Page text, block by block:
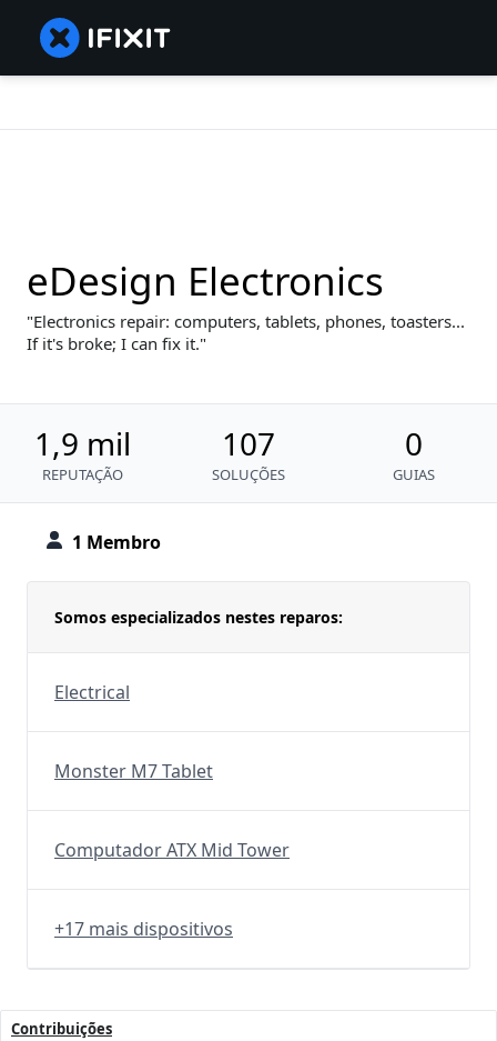
1 Membro
eDesign Electronics
Electronics repair: computers, tablets, phones, toasters...
If it's broke; I can fix it.
1,9 mil
REPUTAÇÃO
107
SOLUÇÕES
0
GUIAS
Somos especializados nestes reparos:
Electrical
Monster M7 Tablet
Computador ATX Mid Tower
+17 mais dispositivos
Contribuições